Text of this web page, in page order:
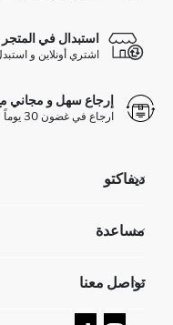
استبدال في المتجر
اشتري أونلاين و
إرجاع سهل و مجاني
ارجاع في غضون 30 يوماً
ديفاكتو
تعرف علينا
GIFT CLUB
مساعدة
عمليات الارجاع و الاستبدال
تتبع الشحنة
تواصل معنا
نموذج الاتصال